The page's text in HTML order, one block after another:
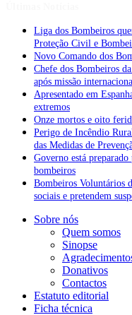
Liga dos Bombeiros
Proteção Civil e
Novo Comando dos
Chefe dos Bombeiros
após missão
Apresentado em
extremos
Onze mortos e oito
Perigo de Incêndio
das Medidas de
Governo está preparado
bombeiros
Bombeiros Voluntários
sociais e pretendem
Sobre nós
Quem somos
Sinopse
Donativos
Contactos
Estatuto editorial
Ficha técnica